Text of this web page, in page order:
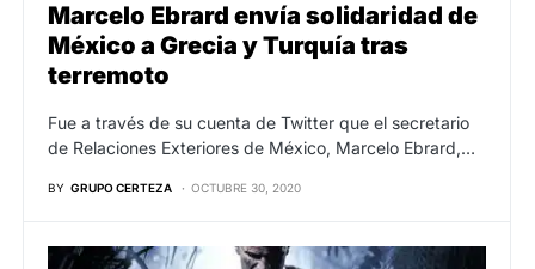
Marcelo Ebrard envía solidaridad de
México a Grecia y Turquía tras
terremoto
Fue a través de su cuenta de Twitter que el secretario
de Relaciones Exteriores de México, Marcelo Ebrard,…
BY GRUPO CERTEZA OCTUBRE 30, 2020